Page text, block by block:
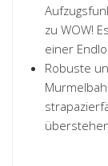
zu WOW!
einer
Robuste